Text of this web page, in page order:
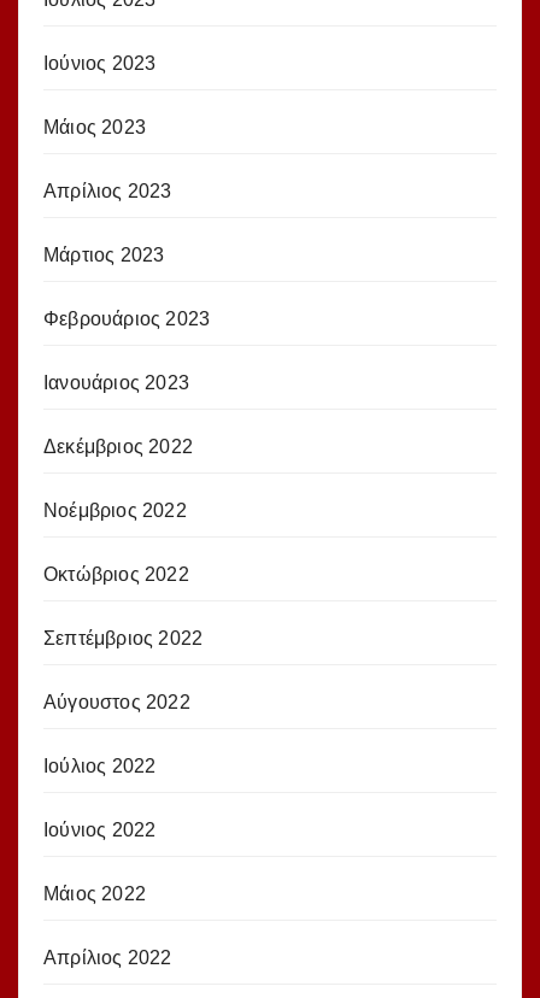
Ιούνιος 2023
Μάιος 2023
Απρίλιος 2023
Μάρτιος 2023
Φεβρουάριος 2023
Ιανουάριος 2023
Δεκέμβριος 2022
Νοέμβριος 2022
Οκτώβριος 2022
Σεπτέμβριος 2022
Αύγουστος 2022
Ιούλιος 2022
Ιούνιος 2022
Μάιος 2022
Απρίλιος 2022